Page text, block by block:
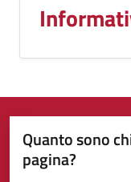
Quanto sono
pagina?